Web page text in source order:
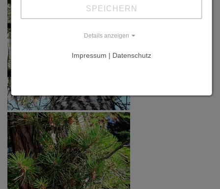
SPEICHERN
Details anzeigen
Impressum | Datenschutz